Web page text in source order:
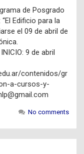
de Posgrado
Edificio para la
el 09 de abril de
9 de abril
contenidos/gr
a-cursos-y-
No comments